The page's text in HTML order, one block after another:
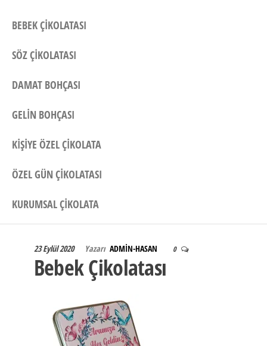
BEBEK ÇIKOLATASI
SÖZ ÇIKOLATASI
DAMAT BOHÇASI
GELIN BOHÇASI
KIŞIYE ÖZEL ÇIKOLATA
ÖZEL GÜN ÇIKOLATASI
KURUMSAL ÇIKOLATA
23 Eylül 2020 Yazarı ADMIN-HASAN 0
Bebek Çikolatası